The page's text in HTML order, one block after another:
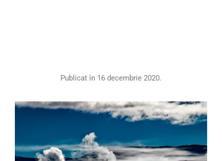
Publicat în 16 decembrie 2020.